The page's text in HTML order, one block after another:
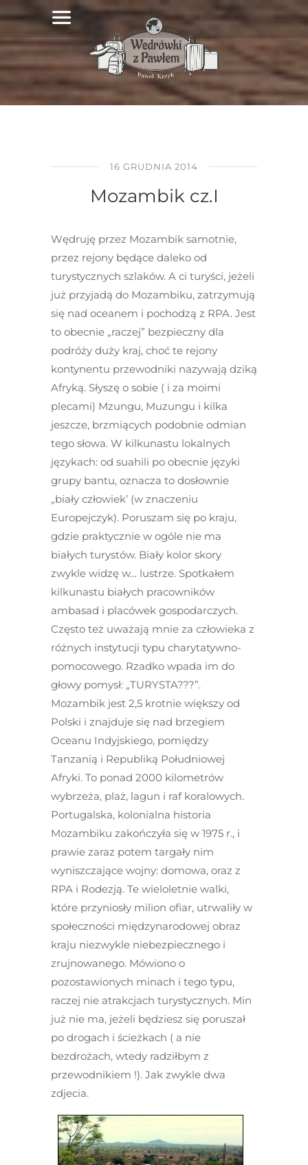
16 GRUDNIA 2014
Mozambik cz.I
Wędruję przez Mozambik samotnie,
przez rejony będące daleko od
turystycznych szlaków. A ci turyści, jeżeli
już przyjadą do Mozambiku, zatrzymują
się nad oceanem i pochodzą z RPA. Jest
to obecnie „raczej” bezpieczny dla
podróży duży kraj, choć te rejony
kontynentu przewodniki nazywają dziką
Afryką. Słyszę o sobie ( i za moimi
plecami) Mzungu, Muzungu i kilka
jeszcze, brzmiących podobnie odmian
tego słowa. W kilkunastu lokalnych
językach: od suahili po obecnie języki
grupy bantu, oznacza to dosłownie
„biały człowiek’ (w znaczeniu
Europejczyk). Poruszam się po kraju,
gdzie praktycznie w ogóle nie ma
białych turystów. Biały kolor skory
zwykle widzę w… lustrze. Spotkałem
kilkunastu białych pracowników
ambasad i placówek gospodarczych.
Często też uważają mnie za człowieka z
różnych instytucji typu charytatywno-
pomocowego. Rzadko wpada im do
głowy pomysł: „TURYSTA???”.
Mozambik jest 2,5 krotnie większy od
Polski i znajduje się nad brzegiem
Oceanu Indyjskiego, pomiędzy
Tanzanią i Republiką Południowej
Afryki. To ponad 2000 kilometrów
wybrzeża, plaż, lagun i raf koralowych.
Portugalska, kolonialna historia
Mozambiku zakończyła się w 1975 r., i
prawie zaraz potem targały nim
wyniszczające wojny: domowa, oraz z
RPA i Rodezją. Te wieloletnie walki,
które przyniosły milion ofiar, utrwaliły w
społeczności międzynarodowej obraz
kraju niezwykle niebezpiecznego i
zrujnowanego. Mówiono o
pozostawionych minach i tego typu,
raczej nie atrakcjach turystycznych. Min
już nie ma, jeżeli będziesz się poruszał
po drogach i ścieżkach ( a nie
bezdrożach, wtedy radziłbym z
przewodnikiem !). Jak zwykle dwa
zdjecia.